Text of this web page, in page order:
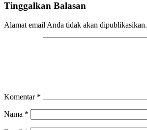
Tinggalkan Balasan
Alamat email Anda tidak akan dipublikasikan.
Komentar *
Nama *